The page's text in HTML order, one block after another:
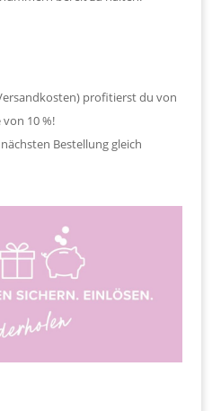
profitierst du von
10 %!
Bestellung gleich